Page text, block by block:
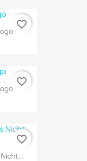
favorite_border
favorite_border
favorite_border